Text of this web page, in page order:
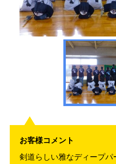
お客様コメント
剣道らしい雅なディープ